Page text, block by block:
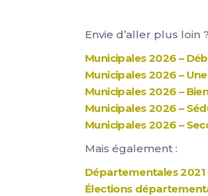
Envie d’aller plus loin
Municipales 2026 –
Municipales 2026 –
Municipales 2026 –
Municipales 2026 –
Municipales 2026 –
Mais également :
Départementales
Élections